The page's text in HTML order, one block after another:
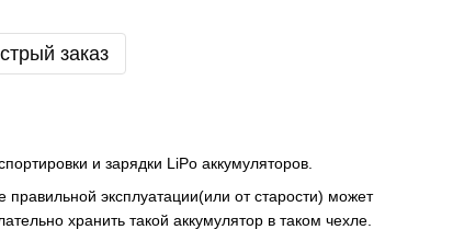
заказ
и зарядки LiPo аккумуляторов.
эксплуатации(или от старости) может
хранить такой аккумулятор в таком чехле.